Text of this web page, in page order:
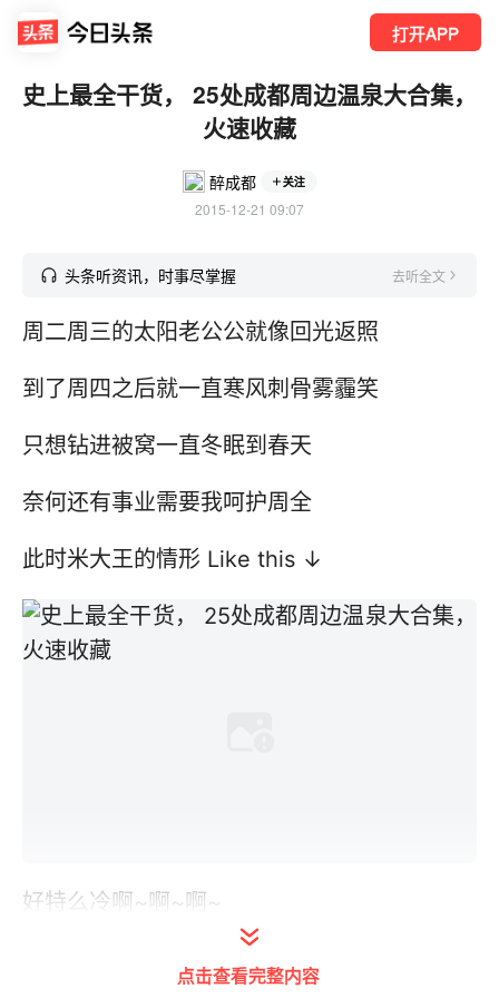
打开APP
史上最全干货， 25处成都周边温泉大合集，
火速收藏
醉成都 关注
2015-12-21 09:07
头条听资讯，时事尽掌握 去听全文
周二周三的太阳老公公就像回光返照
到了周四之后就一直寒风刺骨雾霾笑
只想钻进被窝一直冬眠到春天
奈何还有事业需要我呵护周全
此时米大王的情形 Like this ↓
好特么冷啊~啊~啊~
点击查看完整内容